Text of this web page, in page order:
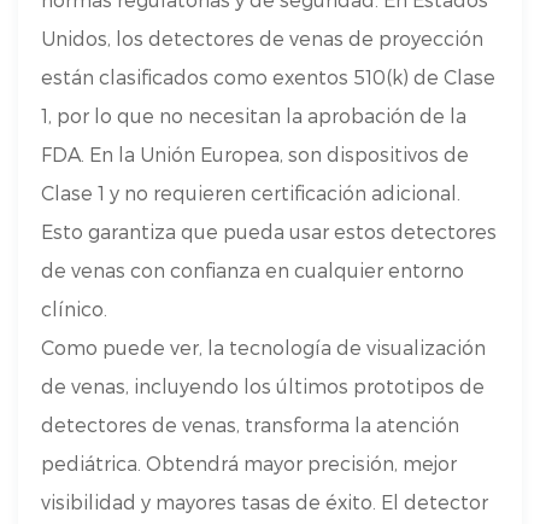
Unidos, los detectores de venas de proyección
están clasificados como exentos 510(k) de Clase
1, por lo que no necesitan la aprobación de la
FDA. En la Unión Europea, son dispositivos de
Clase 1 y no requieren certificación adicional.
Esto garantiza que pueda usar estos detectores
de venas con confianza en cualquier entorno
clínico.
Como puede ver, la tecnología de visualización
de venas, incluyendo los últimos prototipos de
detectores de venas, transforma la atención
pediátrica. Obtendrá mayor precisión, mejor
visibilidad y mayores tasas de éxito. El detector